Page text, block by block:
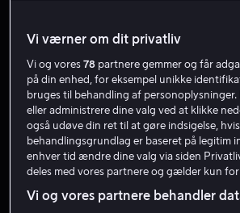
Anne
Forfatter
Vi værner om dit privatliv
Vi og vores78 partnere gemmer og får
på din enhed, for eksempel unikke
bruges til behandling af personoplysninger.
eller administrere dine valg ved at klikke
også udøve din ret til at gøre indsigelse,
behandlingsgrundlag er baseret på legitim
enhver tid ændre dine valg via siden
deles med vores partnere og gælder kun
Vi og vores partnere behandler